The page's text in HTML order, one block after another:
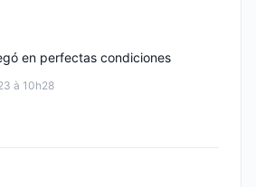
à 10h28
en perfectas condiciones